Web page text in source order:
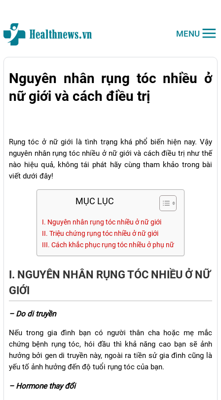
MENU
Nguyên nhân rụng tóc nhiều ở
nữ giới và cách điều trị
Rụng tóc ở nữ giới là tình trạng khá phổ biến hiện nay. Vậy
nguyên nhân rụng tóc nhiều ở nữ giới và cách điều trị như thế
nào hiệu quả, không tái phát hãy cùng tham khảo trong bài
viết dưới đây!
MỤC LỤC
I. Nguyên nhân rụng tóc nhiều ở nữ giới
II. Triệu chứng rụng tóc nhiều ở nữ giới
III. Cách khắc phục rụng tóc nhiều ở phụ nữ
I. NGUYÊN NHÂN RỤNG TÓC NHIỀU Ở NỮ
GIỚI
– Do di truyền
Nếu trong gia đình bạn có người thân cha hoặc mẹ mắc
chứng bệnh rụng tóc, hói đầu thì khả năng cao bạn sẽ ảnh
hưởng bởi gen di truyền này, ngoài ra tiền sử gia đình cũng là
yếu tố ảnh hưởng đến độ tuổi rụng tóc của bạn.
– Hormone thay đổi